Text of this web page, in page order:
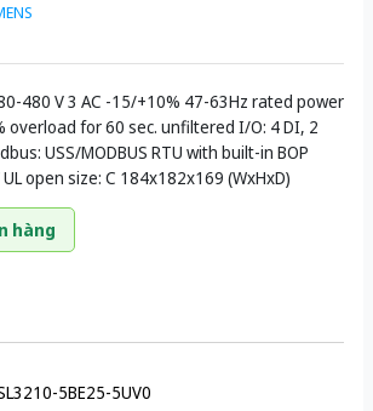
480 V 3 AC -15/+10% 47-63Hz rated power
overload for 60 sec. unfiltered I/O: 4 DI, 2
USS/MODBUS RTU with built-in BOP
open size: C 184x182x169 (WxHxD)
hàng
5BE25-5UV0